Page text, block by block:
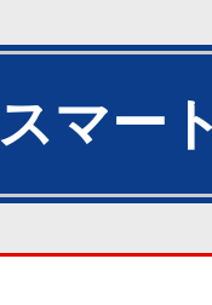
スマー